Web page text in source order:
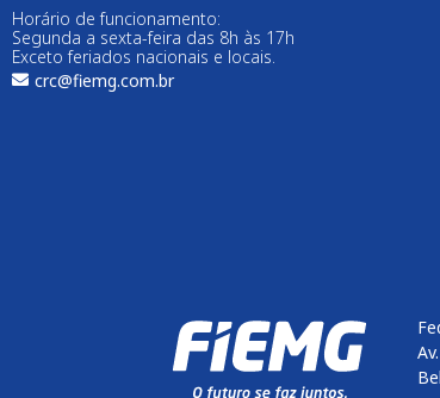
Horário de funcionamento:
Segunda a sexta-feira das 8h às 17h
Exceto feriados nacionais e locais.
crc@fiemg.com.br